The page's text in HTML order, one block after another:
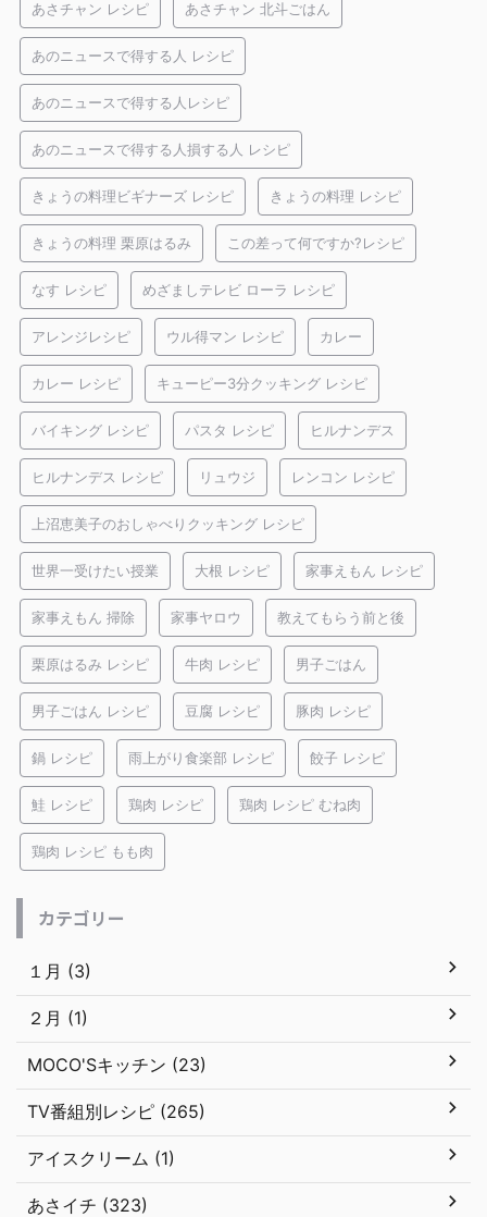
あさチャン レシピ あさチャン 北斗ごはん
あのニュースで得する人 レシピ
あのニュースで得する人レシピ
あのニュースで得する人損する人 レシピ
きょうの料理ビギナーズ レシピ きょうの料理 レシピ
きょうの料理 栗原はるみ この差って何ですか?レシピ
なす レシピ めざましテレビ ローラ レシピ
アレンジレシピ ウル得マン レシピ カレー
カレー レシピ キューピー3分クッキング レシピ
バイキング レシピ パスタ レシピ ヒルナンデス
ヒルナンデス レシピ リュウジ レンコン レシピ
上沼恵美子のおしゃべりクッキング レシピ
世界一受けたい授業 大根 レシピ 家事えもん レシピ
家事えもん 掃除 家事ヤロウ 教えてもらう前と後
栗原はるみ レシピ 牛肉 レシピ 男子ごはん
男子ごはん レシピ 豆腐 レシピ 豚肉 レシピ
鍋 レシピ 雨上がり食楽部 レシピ 餃子 レシピ
鮭 レシピ 鶏肉 レシピ 鶏肉 レシピ むね肉
鶏肉 レシピ もも肉
カテゴリー
１月 (3)
２月 (1)
MOCO'Sキッチン (23)
TV番組別レシピ (265)
アイスクリーム (1)
あさイチ (323)